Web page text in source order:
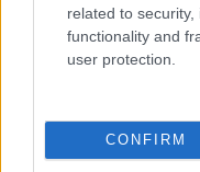
related to
functionality and
user protection.
CONFIRM
Itt állíthatod
között